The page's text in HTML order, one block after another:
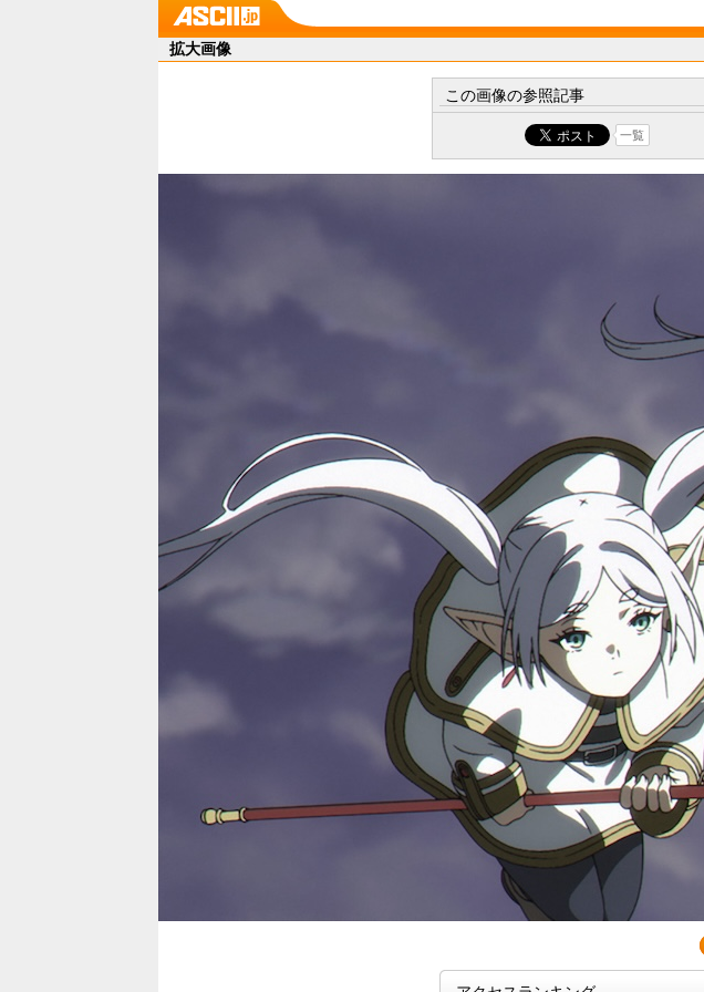
拡大画像
この画像の参照記事
一覧